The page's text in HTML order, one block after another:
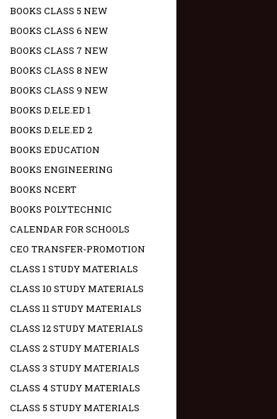
BOOKS CLASS 5 NEW
BOOKS CLASS 6 NEW
BOOKS CLASS 7 NEW
BOOKS CLASS 8 NEW
BOOKS CLASS 9 NEW
BOOKS D.ELE.ED 1
BOOKS D.ELE.ED 2
BOOKS EDUCATION
BOOKS ENGINEERING
BOOKS NCERT
BOOKS POLYTECHNIC
CALENDAR FOR SCHOOLS
CEO TRANSFER-PROMOTION
CLASS 1 STUDY MATERIALS
CLASS 10 STUDY MATERIALS
CLASS 11 STUDY MATERIALS
CLASS 12 STUDY MATERIALS
CLASS 2 STUDY MATERIALS
CLASS 3 STUDY MATERIALS
CLASS 4 STUDY MATERIALS
CLASS 5 STUDY MATERIALS